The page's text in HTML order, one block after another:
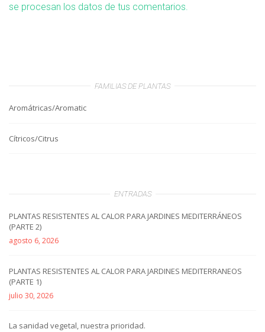
se procesan los datos de tus comentarios.
FAMILIAS DE PLANTAS
Aromátricas/Aromatic
Cítricos/Citrus
ENTRADAS
PLANTAS RESISTENTES AL CALOR PARA JARDINES MEDITERRÁNEOS
(PARTE 2)
agosto 6, 2026
PLANTAS RESISTENTES AL CALOR PARA JARDINES MEDITERRANEOS
(PARTE 1)
julio 30, 2026
La sanidad vegetal, nuestra prioridad.